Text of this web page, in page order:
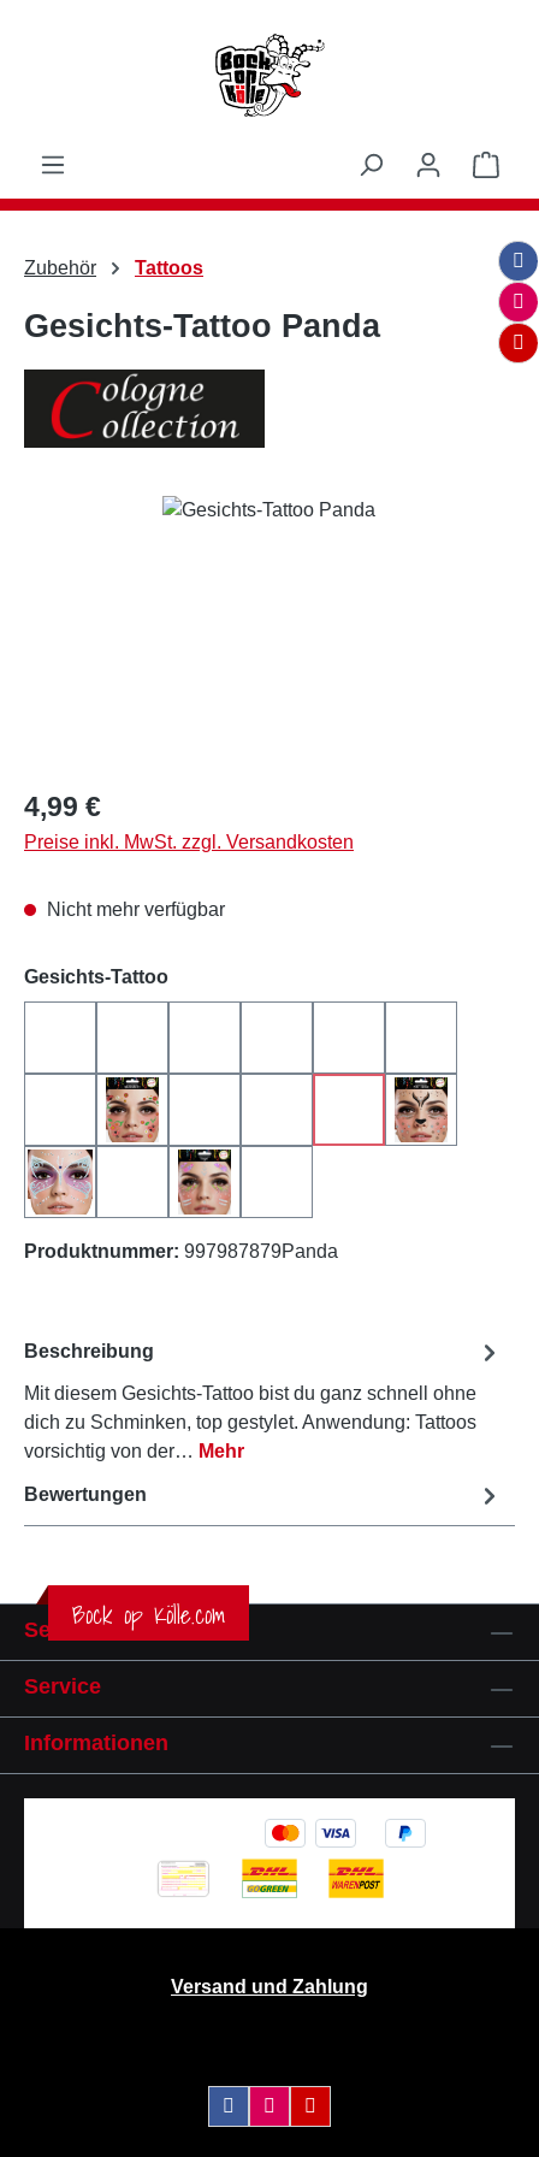
Zubehör Tattoos
Gesichts-Tattoo Panda
Bildergalerie überspringen
Regulärer Preis:
4,99 €
Preise inkl. MwSt. zzgl. Versandkosten
Nicht mehr verfügbar
Gesichts-Tattooauswählen
LeopardMarienkäfer Panda
(Diese Option ist zurzeit
Reh
Schmetterling Vogel
Produktnummer: 997987879Panda
Beschreibung
Mit diesem Gesichts-Tattoo bist du ganz schnell ohne
dich zu Schminken, top gestylet. Anwendung: Tattoos
vorsichtig von der… Mehr
Bewertungen
Bock op Kölle.com
Service-Hotline
Service
Informationen
Versand und Zahlung